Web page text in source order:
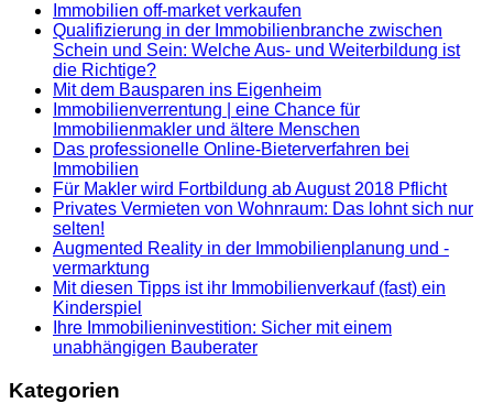
Immobilien off-market verkaufen
Qualifizierung in der Immobilienbranche zwischen
Schein und Sein: Welche Aus- und Weiterbildung ist
die Richtige?
Mit dem Bausparen ins Eigenheim
Immobilienverrentung | eine Chance für
Immobilienmakler und ältere Menschen
Das professionelle Online-Bieterverfahren bei
Immobilien
Für Makler wird Fortbildung ab August 2018 Pflicht
Privates Vermieten von Wohnraum: Das lohnt sich nur
selten!
Augmented Reality in der Immobilienplanung und -
vermarktung
Mit diesen Tipps ist ihr Immobilienverkauf (fast) ein
Kinderspiel
Ihre Immobilieninvestition: Sicher mit einem
unabhängigen Bauberater
Kategorien